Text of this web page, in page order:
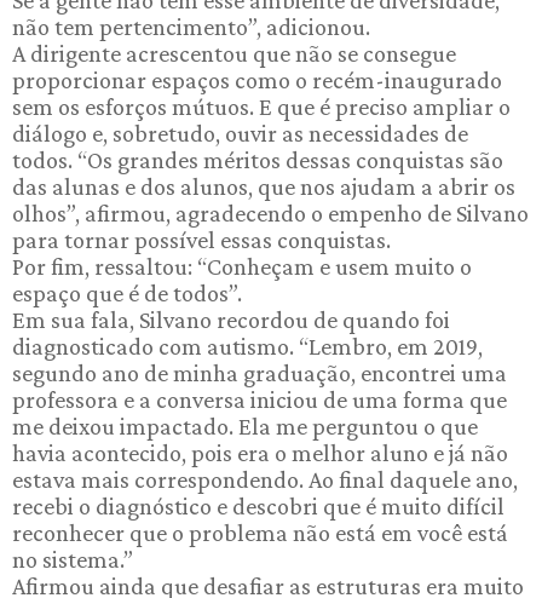
não tem pertencimento”, adicionou.
A dirigente acrescentou que não se consegue
proporcionar espaços como o recém-inaugurado
sem os esforços mútuos. E que é preciso ampliar o
diálogo e, sobretudo, ouvir as necessidades de
todos. “Os grandes méritos dessas conquistas são
das alunas e dos alunos, que nos ajudam a abrir os
olhos”, afirmou, agradecendo o empenho de Silvano
para tornar possível essas conquistas.
Por fim, ressaltou: “Conheçam e usem muito o
espaço que é de todos”.
Em sua fala, Silvano recordou de quando foi
diagnosticado com autismo. “Lembro, em 2019,
segundo ano de minha graduação, encontrei uma
professora e a conversa iniciou de uma forma que
me deixou impactado. Ela me perguntou o que
havia acontecido, pois era o melhor aluno e já não
estava mais correspondendo. Ao final daquele ano,
recebi o diagnóstico e descobri que é muito difícil
reconhecer que o problema não está em você está
no sistema.”
Afirmou ainda que desafiar as estruturas era muito